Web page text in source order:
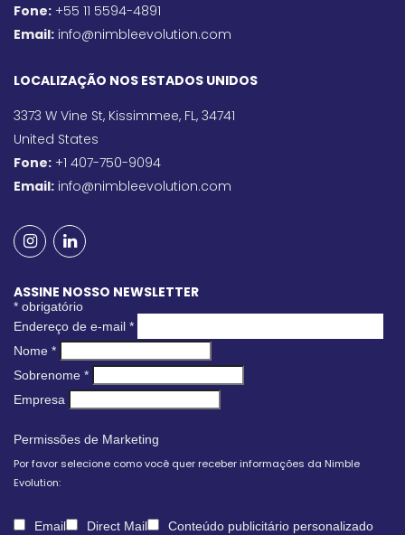
Fone: +55 11 5594-4891
Email: info@nimbleevolution.com
LOCALIZAÇÃO NOS ESTADOS UNIDOS
3373 W Vine St, Kissimmee, FL, 34741
United States
Fone: +1 407-750-9094
Email: info@nimbleevolution.com
ASSINE NOSSO NEWSLETTER
* obrigatório
Endereço de e-mail *
Nome *
Sobrenome *
Empresa
Permissões de Marketing
Por favor selecione como você quer receber informações da Nimble
Evolution:
Email Direct Mail
Conteúdo publicitário personalizado